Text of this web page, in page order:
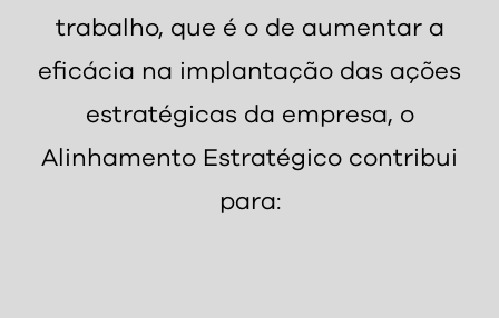
trabalho, que é o de aumentar a
eficácia na implantação das ações
estratégicas da empresa, o
Alinhamento Estratégico contribui
para: